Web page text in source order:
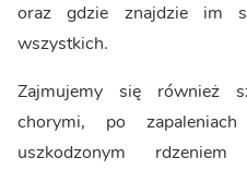
oraz gdzie znajdzie im
wszystkich.
Zajmujemy się również
chorymi, po
uszkodzonym rdzeniem